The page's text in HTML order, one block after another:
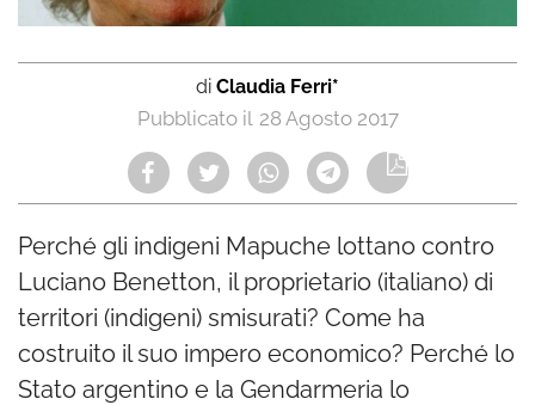
di Claudia Ferri*
28 Agosto 2017
Perché gli indigeni Mapuche lottano contro
Luciano Benetton, il proprietario (italiano) di
territori (indigeni) smisurati? Come ha
costruito il suo impero economico? Perché lo
Stato argentino e la Gendarmeria lo